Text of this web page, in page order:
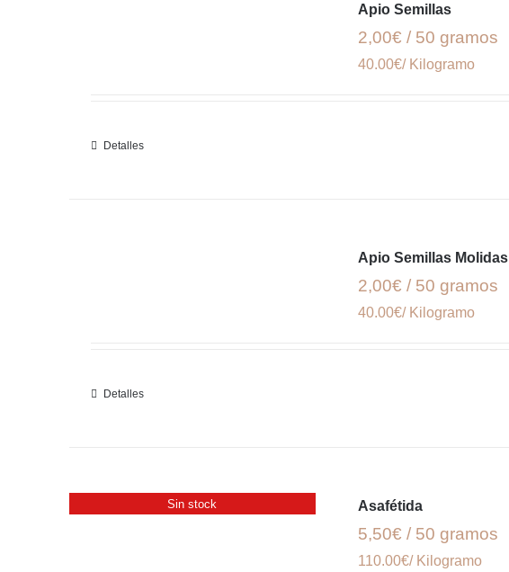
Apio Semillas
2,00€ / 50 gramos
40.00€/ Kilogramo
Detalles
Apio Semillas Molidas
2,00€ / 50 gramos
40.00€/ Kilogramo
Detalles
Sin stock Asafétida
5,50€ / 50 gramos
110.00€/ Kilogramo